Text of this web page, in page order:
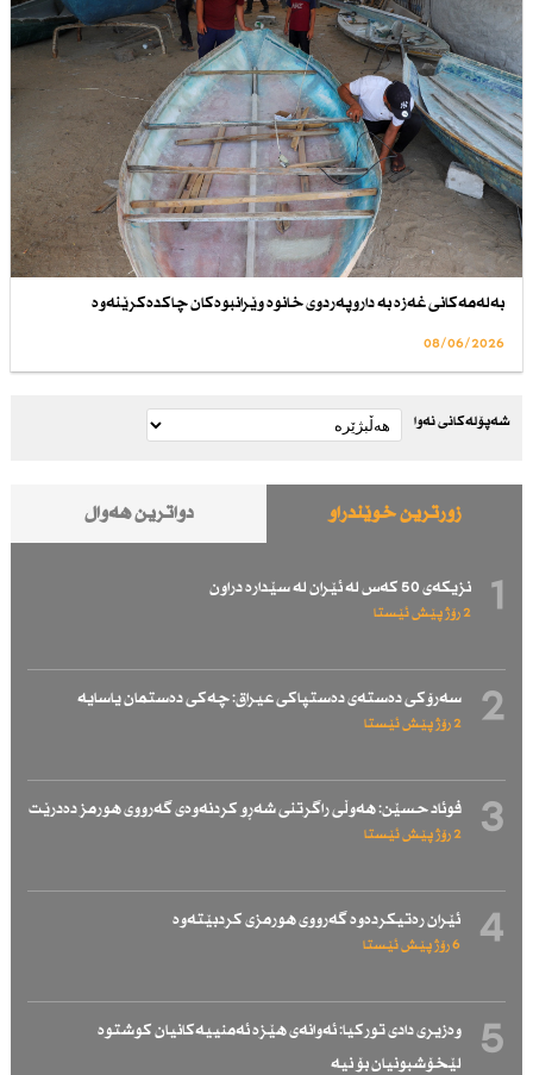
بەلەمەكانی غەزە بە داروپەردوی خانوە وێرانبوەكان چاكدەكرێنەوە
08/06/2026
شەپۆلەکانی نەوا
زۆرترین خوێندراو دواترین هەواڵ
1 نزیكەی 50 كەس لە ئێران لە سێدارە دراون
2 رۆژ پێش ئێستا
2 سەرۆكی دەستەی دەستپاكی عیراق: چەكی دەستمان یاسایە
2 رۆژ پێش ئێستا
3 فوئاد حسێن: هەوڵی راگرتنی شەڕو كردنەوەی گەرووی هورمز دەدرێت
2 رۆژ پێش ئێستا
4 ئێران رەتیكردەوە گەرووی هورمزی كردبێتەوە
6 رۆژ پێش ئێستا
5
وەزیری دادی توركیا: ئەوانەی هێزە ئەمنییەكانیان كوشتوە
لێخۆشبونیان بۆ نیە